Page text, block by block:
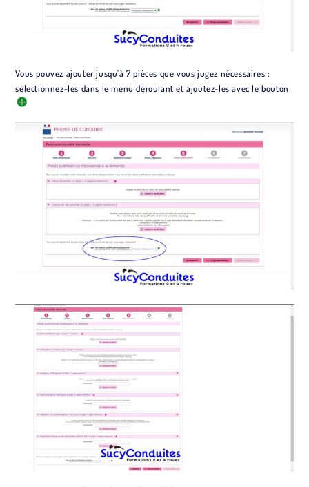
Vous pouvez ajouter jusqu’à 7 pièces que vous jugez nécessaires :
sélectionnez-les dans le menu déroulant et ajoutez-les avec le bouton